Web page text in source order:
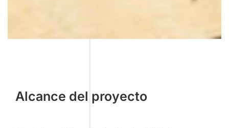
Alcance del proyecto